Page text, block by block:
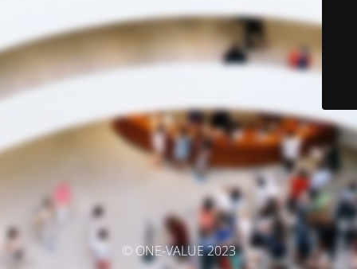
© ONE-VALUE 2023